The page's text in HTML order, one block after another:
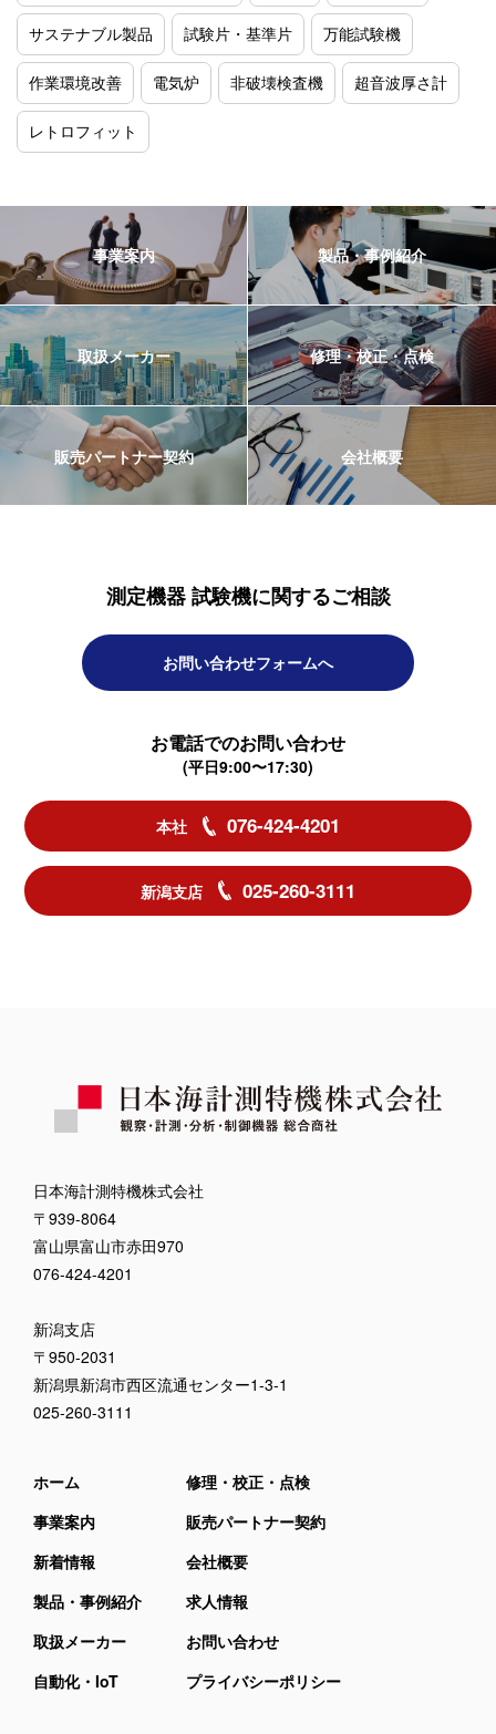
サステナブル製品 試験片・基準片 万能試験機
作業環境改善 電気炉 非破壊検査機 超音波厚さ計
レトロフィット
事業案内 製品・事例紹介
取扱メーカー 修理・校正・点検
販売パートナー契約 会社概要
測定機器 試験機に関するご相談
お問い合わせフォームへ
お電話でのお問い合わせ
(平日9:00〜17:30)
本社 076-424-4201
新潟支店 025-260-3111
日本海計測特機株式会社
〒939-8064
富山県富山市赤田970
076-424-4201
新潟支店
〒950-2031
新潟県新潟市西区流通センター1-3-1
025-260-3111
ホーム
事業案内
新着情報
製品・事例紹介
取扱メーカー
自動化・IoT
修理・校正・点検
販売パートナー契約
会社概要
求人情報
お問い合わせ
プライバシーポリシー